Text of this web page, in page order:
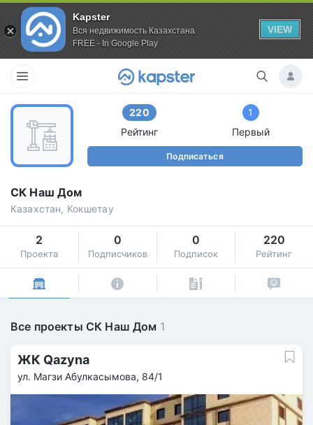
Kapster
Вся недвижимость Казахстана
FREE - In Google Play
VIEW
220
Рейтинг
1
Первый
Подписаться
СК Наш Дом
Казахстан, Кокшетау
2
Проекта
0
Подписчиков
0
Подписок
220
Рейтинг
Все проекты СК Наш Дом 1
ЖК Qazyna
ул. Магзи Абулкасымова, 84/1